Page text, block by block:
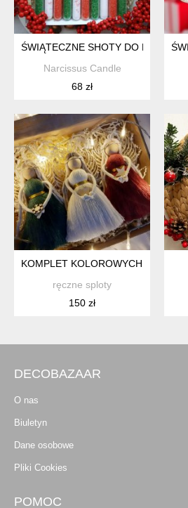
ŚWIĄTECZNE SHOTY DO KĄPIELI
Narcissus Candle
68 zł
KOMPLET KOLOROWYCH
ręczne sploty
150 zł
DECOBAZAAR
O nas
Biuletyn
Dane osobowe
Pliki Cookies
POMOC